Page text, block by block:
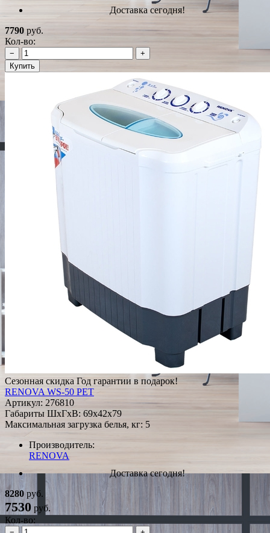
Доставка сегодня!
7790 руб.
Кол-во:
−
+
Купить
Сезонная скидка Год гарантии в подарок!
RENOVA WS-50 PET
Артикул: 276810
Габариты ШxГxВ: 69x42x79
Максимальная загрузка белья, кг: 5
Производитель:
RENOVA
Доставка сегодня!
8280 руб.
7530 руб.
Кол-во: